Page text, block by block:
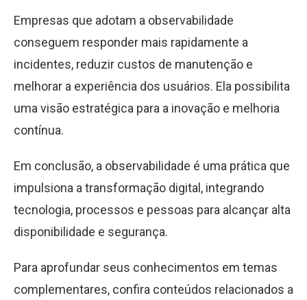
Empresas que adotam a observabilidade
conseguem responder mais rapidamente a
incidentes, reduzir custos de manutenção e
melhorar a experiência dos usuários. Ela possibilita
uma visão estratégica para a inovação e melhoria
contínua.
Em conclusão, a observabilidade é uma prática que
impulsiona a transformação digital, integrando
tecnologia, processos e pessoas para alcançar alta
disponibilidade e segurança.
Para aprofundar seus conhecimentos em temas
complementares, confira conteúdos relacionados a